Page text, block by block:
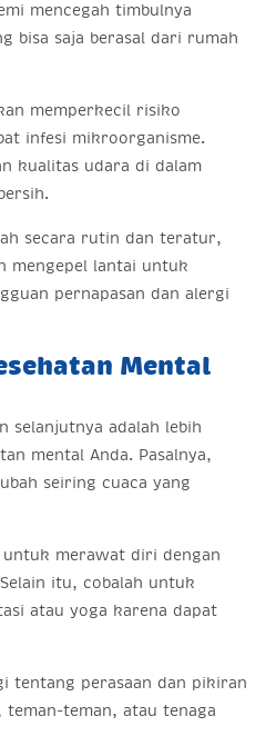
mencegah timbulnya
bisa saja berasal dari rumah
memperkecil risiko
infesi mikroorganisme.
kualitas udara di dalam
secara rutin dan teratur,
mengepel lantai untuk
pernapasan dan alergi
Mental
selanjutnya adalah lebih
mental Anda. Pasalnya,
seiring cuaca yang
merawat diri dengan
itu, cobalah untuk
atau yoga karena dapat
tentang perasaan dan pikiran
teman-teman, atau tenaga